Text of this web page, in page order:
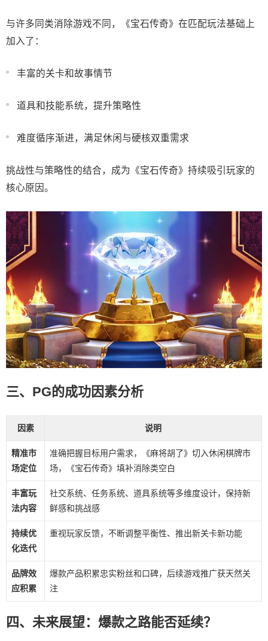
与许多同类消除游戏不同，《宝石传奇》在匹配玩法基础上
加入了：
丰富的关卡和故事情节
道具和技能系统，提升策略性
难度循序渐进，满足休闲与硬核双重需求
挑战性与策略性的结合，成为《宝石传奇》持续吸引玩家的
核心原因。
三、PG的成功因素分析
因素 说明
精准市
场定位
准确把握目标用户需求，《麻将胡了》切入休闲棋牌市
场，《宝石传奇》填补消除类空白
丰富玩
法内容
社交系统、任务系统、道具系统等多维度设计，保持新
鲜感和挑战感
持续优
化迭代
重视玩家反馈，不断调整平衡性、推出新关卡新功能
品牌效
应积累
爆款产品积累忠实粉丝和口碑，后续游戏推广获天然关
注
四、未来展望：爆款之路能否延续？